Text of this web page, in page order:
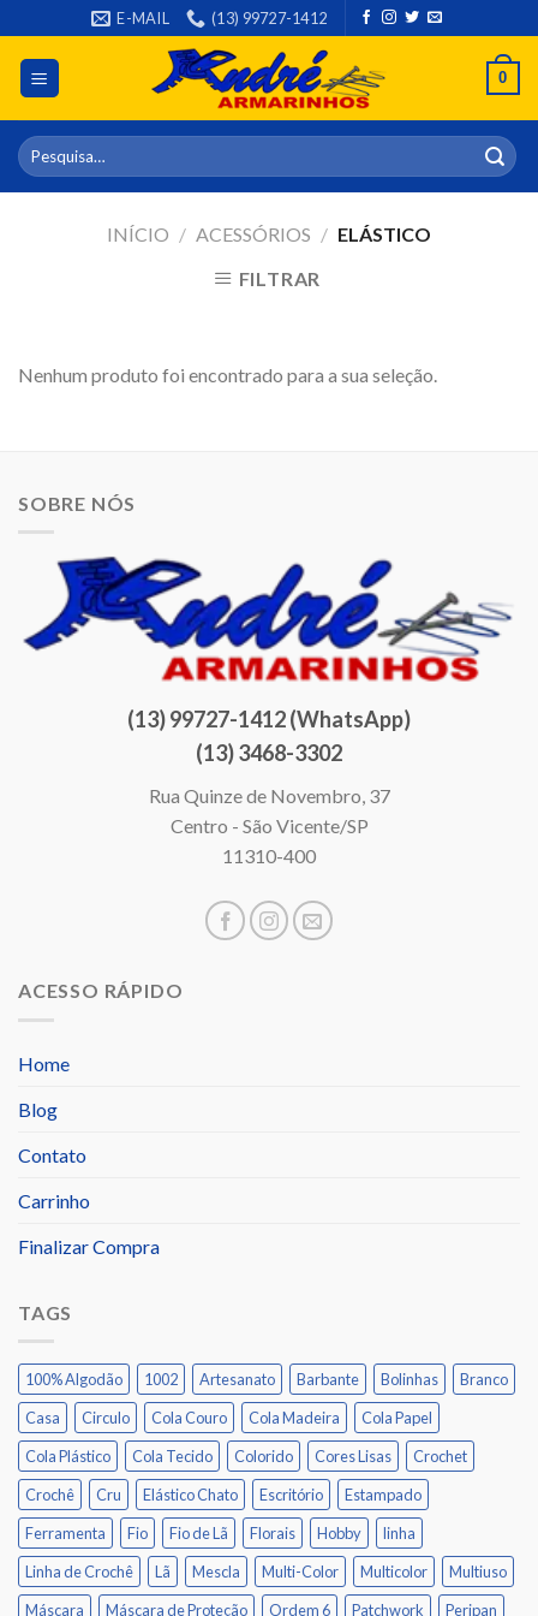
content
E-MAIL (13) 99727-1412
0
Pesquisar
por:
INÍCIO / ACESSÓRIOS / ELÁSTICO
FILTRAR
Nenhum produto foi encontrado para a sua seleção.
SOBRE NÓS
(13) 99727-1412 (WhatsApp)
(13) 3468-3302
Rua Quinze de Novembro, 37
Centro - São Vicente/SP
11310-400
ACESSO RÁPIDO
Home
Blog
Contato
Carrinho
Finalizar Compra
TAGS
100% Algodão 1002 Artesanato Barbante Bolinhas
Branco
Casa
Circulo Cola Couro Cola Madeira
Cola Papel
Cola Plástico
Cola Tecido Colorido Cores Lisas
Crochet
Crochê
Cru Elástico Chato Escritório
Estampado
Ferramenta
Fio Fio de Lã Florais Hobby
linha
Linha de Crochê
Lã Mescla Multi-Color Multicolor
Multiuso
Máscara
Máscara de Proteção Ordem 6 Patchwork Peripan